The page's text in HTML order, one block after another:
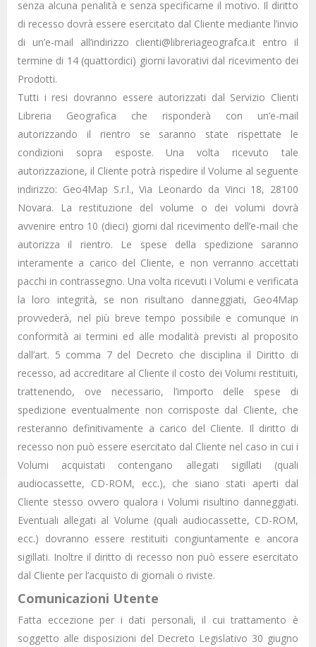
senza alcuna penalità e senza specificarne il motivo. Il diritto
di recesso dovrà essere esercitato dal Cliente mediante l’invio
di un’e-mail all’indirizzo clienti@libreriageografca.it entro il
termine di 14 (quattordici) giorni lavorativi dal ricevimento dei
Prodotti.
Tutti i resi dovranno essere autorizzati dal Servizio Clienti
Libreria Geografica che risponderà con un’e-mail
autorizzando il rientro se saranno state rispettate le
condizioni sopra esposte. Una volta ricevuto tale
autorizzazione, il Cliente potrà rispedire il Volume al seguente
indirizzo: Geo4Map S.r.l., Via Leonardo da Vinci 18, 28100
Novara. La restituzione del volume o dei volumi dovrà
avvenire entro 10 (dieci) giorni dal ricevimento dell’e-mail che
autorizza il rientro. Le spese della spedizione saranno
interamente a carico del Cliente, e non verranno accettati
pacchi in contrassegno. Una volta ricevuti i Volumi e verificata
la loro integrità, se non risultano danneggiati, Geo4Map
provvederà, nel più breve tempo possibile e comunque in
conformità ai termini ed alle modalità previsti al proposito
dall’art. 5 comma 7 del Decreto che disciplina il Diritto di
recesso, ad accreditare al Cliente il costo dei Volumi restituiti,
trattenendo, ove necessario, l’importo delle spese di
spedizione eventualmente non corrisposte dal Cliente, che
resteranno definitivamente a carico del Cliente. Il diritto di
recesso non può essere esercitato dal Cliente nel caso in cui i
Volumi acquistati contengano allegati sigillati (quali
audiocassette, CD-ROM, ecc.), che siano stati aperti dal
Cliente stesso ovvero qualora i Volumi risultino danneggiati.
Eventuali allegati al Volume (quali audiocassette, CD-ROM,
ecc.) dovranno essere restituiti congiuntamente e ancora
sigillati. Inoltre il diritto di recesso non può essere esercitato
dal Cliente per l’acquisto di giornali o riviste.
Comunicazioni Utente
Fatta eccezione per i dati personali, il cui trattamento è
soggetto alle disposizioni del Decreto Legislativo 30 giugno